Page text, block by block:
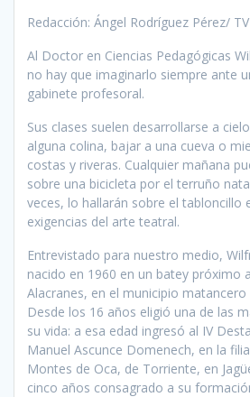
Redacción: Ángel Rodríguez Pérez/
Al Doctor en Ciencias Pedagógicas
no hay que imaginarlo siempre ante
gabinete profesoral.
Sus clases suelen desarrollarse a
alguna colina, bajar a una cueva o
costas y riveras. Cualquier mañana
sobre una bicicleta por el terruño
veces, lo hallarán sobre el tabloncillo
exigencias del arte teatral.
Entrevistado para nuestro medio,
nacido en 1960 en un batey próximo
Alacranes, en el municipio matancero
Desde los 16 años eligió una de las
su vida: a esa edad ingresó al IV
Manuel Ascunce Domenech, en la
Montes de Oca, de Torriente, en
cinco años consagrado a su